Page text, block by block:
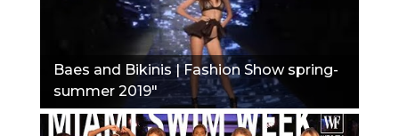
Baes and Bikinis | Fashion Show spring-
summer 2019"